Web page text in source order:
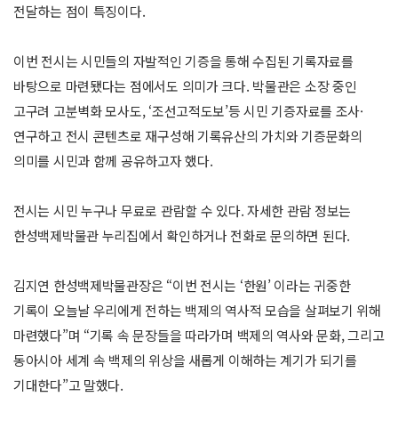
전달하는 점이 특징이다.
이번 전시는 시민들의 자발적인 기증을 통해 수집된 기록자료를
바탕으로 마련됐다는 점에서도 의미가 크다. 박물관은 소장 중인
고구려 고분벽화 모사도, ‘조선고적도보’등 시민 기증자료를 조사·
연구하고 전시 콘텐츠로 재구성해 기록유산의 가치와 기증문화의
의미를 시민과 함께 공유하고자 했다.
전시는 시민 누구나 무료로 관람할 수 있다. 자세한 관람 정보는
한성백제박물관 누리집에서 확인하거나 전화로 문의하면 된다.
김지연 한성백제박물관장은 “이번 전시는 ‘한원’ 이라는 귀중한
기록이 오늘날 우리에게 전하는 백제의 역사적 모습을 살펴보기 위해
마련했다”며 “기록 속 문장들을 따라가며 백제의 역사와 문화, 그리고
동아시아 세계 속 백제의 위상을 새롭게 이해하는 계기가 되기를
기대한다”고 말했다.